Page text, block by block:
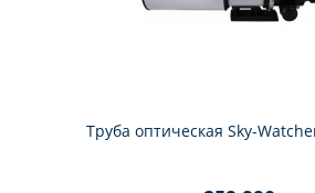
Труба оптическая Sky-